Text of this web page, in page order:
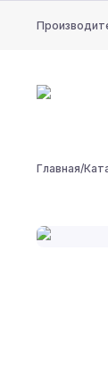
Главная/